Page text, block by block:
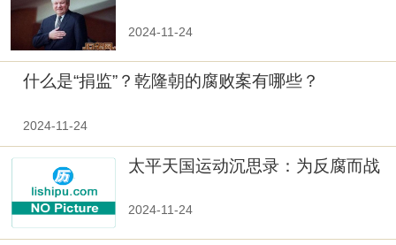
2024-11-24
什么是“捐监”？乾隆朝的腐败案有哪些？
2024-11-24
太平天国运动沉思录：为反腐而战
2024-11-24